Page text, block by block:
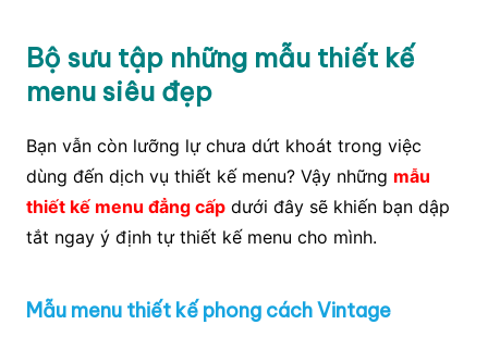
Bộ sưu tập những mẫu thiết kế
menu siêu đẹp
Bạn vẫn còn lưỡng lự chưa dứt khoát trong việc
dùng đến dịch vụ thiết kế menu? Vậy những mẫu
thiết kế menu đẳng cấpdưới đây sẽ khiến bạn dập
tắt ngay ý định tự thiết kế menu cho mình.
Mẫu menu thiết kế phong cách Vintage